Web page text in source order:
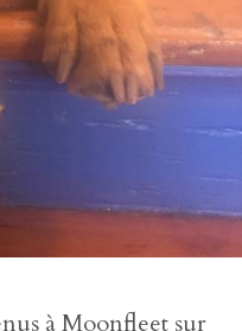
à Moonfleet sur